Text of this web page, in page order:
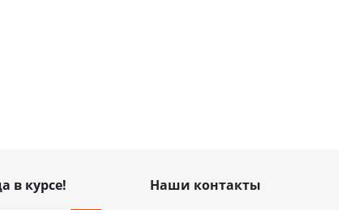
в курсе!
Наши контакты